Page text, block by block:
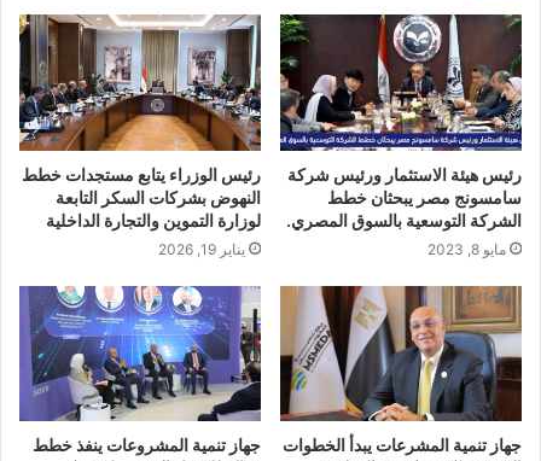
رئيس هيئة الاستثمار ورئيس شركة
سامسونج مصر يبحثان خطط
الشركة التوسعية بالسوق المصري.
مايو 8, 2023
رئيس الوزراء يتابع مستجدات خطط
النهوض بشركات السكر التابعة
لوزارة التموين والتجارة الداخلية
يناير 19, 2026
جهاز تنمية المشرعات يبدأ الخطوات
جهاز تنمية المشروعات ينفذ خطط